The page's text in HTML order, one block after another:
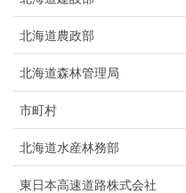
北海道農政部
北海道森林管理局
市町村
北海道水産林務部
東日本高速道路株式会社